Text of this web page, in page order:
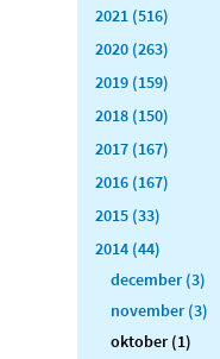
2021 (516)
2020 (263)
2019 (159)
2018 (150)
2017 (167)
2016 (167)
2015 (33)
2014 (44)
december (3)
november (3)
oktober (1)